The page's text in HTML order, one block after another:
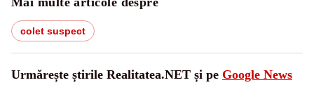
colet suspect
Urmărește știrile Realitatea.NET și pe Google News